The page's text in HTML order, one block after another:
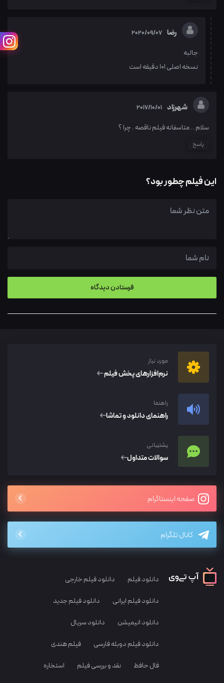
رضا 2020/09/07
جالبه
نسخه اصلی 101 دقیقه است
شهرزاد 2017/10/01
سلام .. متاسفانه فیلم ناقصه . چرا ؟
پاسخ
این فیلم چطور بود؟
مورد نیاز
نرم‌افزار‌های پخش فیلم
راهنما
راهنمای دانلود و تماشا
پشتیبانی
سوالات متداول
صفحه اینستاگرام
کانال تلگرام
دانلود فیلم دانلود فیلم خارجی
دانلود فیلم ایرانی دانلود فیلم جدید
دانلود انیمیشن دانلود سریال
دانلود فیلم دوبله فارسی فیلم هندی
فال حافظ نقد و بررسی فیلم استخاره